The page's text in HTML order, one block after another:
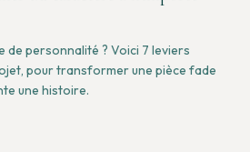
de personnalité ? Voici 7 leviers
pour transformer une pièce fade
une histoire.